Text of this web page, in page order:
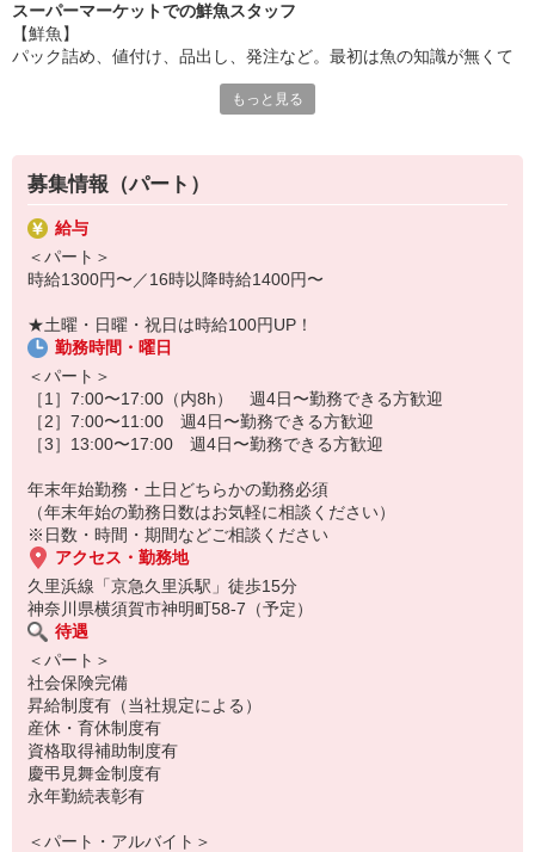
セミセルフレジを導入しているため直接お金を触りません。
多様性や個性を尊重し
動きやすくカジュアルな服装◎（ジーパン可）
髪色自由◎（※場合によっては帽子着用）
スーパーマーケットでの鮮魚スタッフ
【鮮魚】
パック詰め、値付け、品出し、発注など。最初は魚の知識が無くて
販売スタッフ募集中！
マミーマートで働くと、待遇もいっぱい！
パート・アルバイトの募集です！
＜お買い物優遇制度＞お仕事帰りにお得にお買いものして帰れま
す！
ります！
その他にも、
＜交通費支給＞＜制服貸与＞
＜各社会保険完備＞＜互助会制度＞ 等々
うれしい待遇をご用意しました！
丁寧にお教えしますので、どなたも安心スタート。
分からないこともすぐに聞けるアットホームな雰囲気の職場です。
経験がなくても、ブランクがあっても、OK！
もっと見る
募集情報（パート）
給与
＜パート＞
時給1300円〜／16時以降時給1400円〜
★土曜・日曜・祝日は時給100円UP！
勤務時間・曜日
＜パート＞
［1］7:00〜17:00（内8h） 週4日〜勤務できる方歓迎
［2］7:00〜11:00 週4日〜勤務できる方歓迎
［3］13:00〜17:00 週4日〜勤務できる方歓迎
年末年始勤務・土日どちらかの勤務必須
（年末年始の勤務日数はお気軽に相談ください）
※日数・時間・期間などご相談ください
アクセス・勤務地
久里浜線「京急久里浜駅」徒歩15分
神奈川県横須賀市神明町58-7（予定）
待遇
＜パート＞
社会保険完備
昇給制度有（当社規定による）
産休・育休制度有
資格取得補助制度有
慶弔見舞金制度有
永年勤続表彰有
＜パート・アルバイト＞